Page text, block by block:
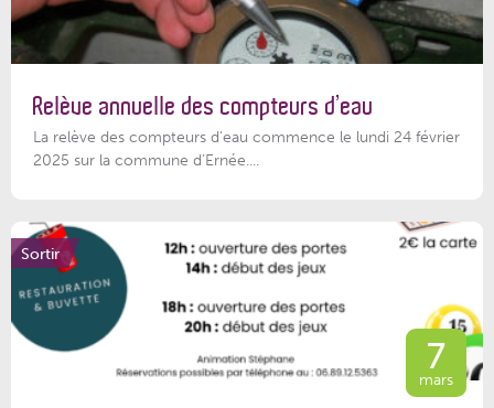
Relève annuelle des compteurs d’eau
La relève des compteurs d'eau commence le lundi 24 février
2025 sur la commune d’Ernée....
Sortir
7
mars